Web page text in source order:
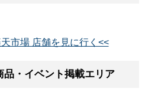
市場 店舗を見に行く<<
・イベント掲載エリア